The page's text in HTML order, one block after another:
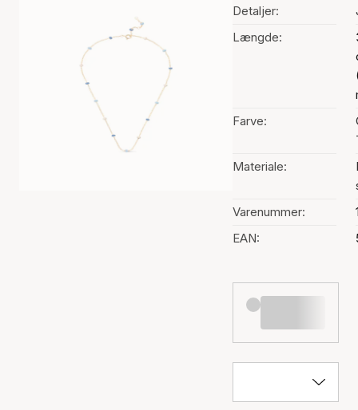
Detaljer:
Længde:
Farve:
Materiale:
Varenummer:
EAN: